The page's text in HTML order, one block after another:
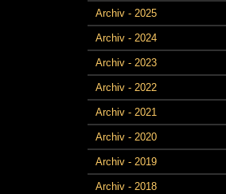
Archiv - 2025
Archiv - 2024
Archiv - 2023
Archiv - 2022
Archiv - 2021
Archiv - 2020
Archiv - 2019
Archiv - 2018